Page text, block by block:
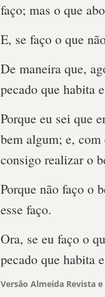
faço; mas o que
E, se faço o que
De maneira que,
pecado que habita
Porque eu sei que
bem algum; e,
consigo realizar o
Porque não faço o
esse faço.
Ora, se eu faço o
pecado que habita
Versão Almeida Revista